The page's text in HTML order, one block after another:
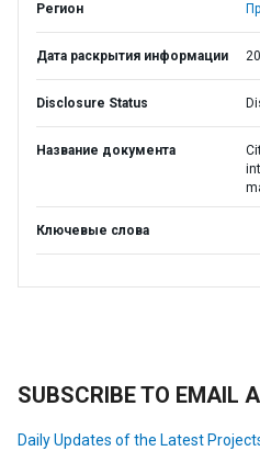
Регион
Дата раскрытия информации
Disclosure Status
Название документа
Ключевые слова
SUBSCRIBE TO EMAIL
Daily Updates of the Latest